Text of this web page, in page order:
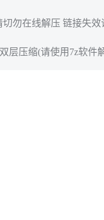
勿在线解压 链接失效
层压缩(请使用7z软件